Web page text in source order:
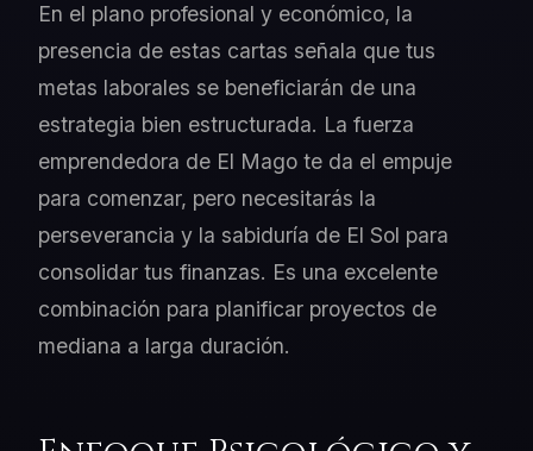
En el plano profesional y económico, la
presencia de estas cartas señala que tus
metas laborales se beneficiarán de una
estrategia bien estructurada. La fuerza
emprendedora de El Mago te da el empuje
para comenzar, pero necesitarás la
perseverancia y la sabiduría de El Sol para
consolidar tus finanzas. Es una excelente
combinación para planificar proyectos de
mediana a larga duración.